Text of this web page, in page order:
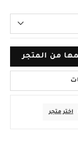
من المتجر
اختر متجر